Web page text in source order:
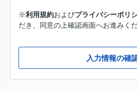
※利用規約およびプライバシーポリ
だき、同意の上確認画面へお進みくだ
入力情報の確